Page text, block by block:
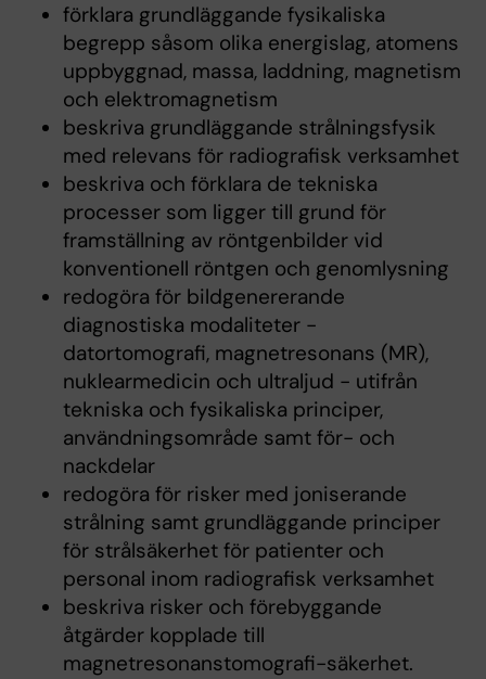
förklara grundläggande fysikaliska
begrepp såsom olika energislag, atomens
uppbyggnad, massa, laddning, magnetism
och elektromagnetism
beskriva grundläggande strålningsfysik
med relevans för radiografisk verksamhet
beskriva och förklara de tekniska
processer som ligger till grund för
framställning av röntgenbilder vid
konventionell röntgen och genomlysning
redogöra för bildgenererande
diagnostiska modaliteter -
datortomografi, magnetresonans (MR),
nuklearmedicin och ultraljud - utifrån
tekniska och fysikaliska principer,
användningsområde samt för- och
nackdelar
redogöra för risker med joniserande
strålning samt grundläggande principer
för strålsäkerhet för patienter och
personal inom radiografisk verksamhet
beskriva risker och förebyggande
åtgärder kopplade till
magnetresonanstomografi-säkerhet.